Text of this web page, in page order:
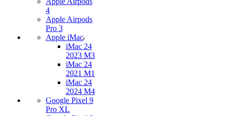
4
Apple Airpods
Pro 3
Apple iMac
iMac 24
2023 M3
iMac 24
2021 M1
iMac 24
2024 M4
Google Pixel 9
Pro XL